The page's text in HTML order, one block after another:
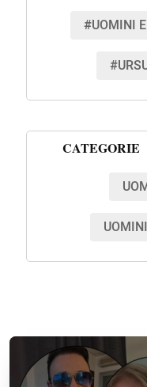
#UOMINI
CATEGORIE